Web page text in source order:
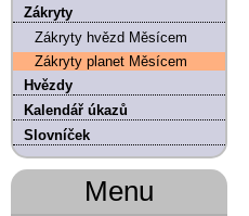
Zákryty
Zákryty hvězd Měsícem
Zákryty planet Měsícem
Hvězdy
Kalendář úkazů
Slovníček
Menu